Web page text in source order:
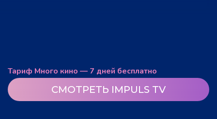
Тариф Много кино — 7 дней бесплатно
СМОТРЕТЬ IMPULS TV